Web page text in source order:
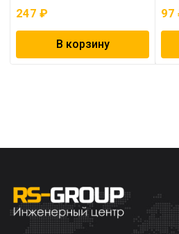
247 ₽
В корзину
97